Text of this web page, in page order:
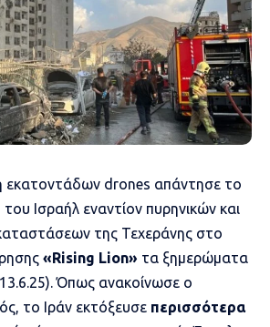
εκατοντάδων drones απάντησε το
Ισραήλ εναντίον πυρηνικών και
της Τεχεράνης στο
«Rising Lion» τα ξημερώματα
Όπως ανακοίνωσε ο
το Ιράν εκτόξευσε περισσότερα